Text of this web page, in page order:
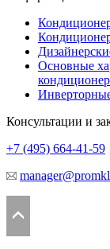
Основные
Консультации и
+7 (495) 664-41-59